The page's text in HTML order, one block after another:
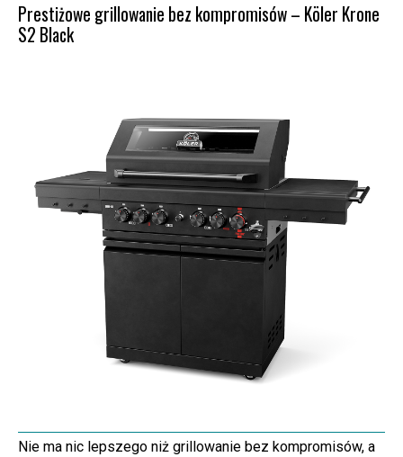
Prestiżowe grillowanie bez kompromisów – Köler Krone
S2 Black
Nie ma nic lepszego niż grillowanie bez kompromisów, a